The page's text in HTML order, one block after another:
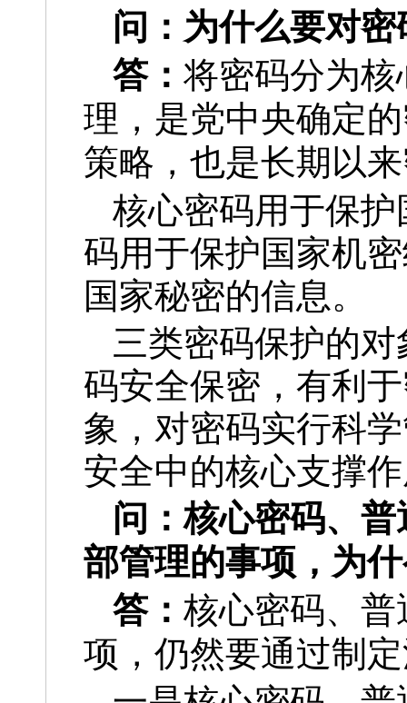
问： 为什么要对
答： 将密码分为
理，是党中央确定
策略，也是长期以
核心密码用于保
码用于保护国家机
国家秘密的信息。
三类密码保护的
码安全保密，有利
象，对密码实行科
安全中的核心支撑
问：核心密码、
部管理的事项，为
答： 核心密码、
项，仍然要通过制